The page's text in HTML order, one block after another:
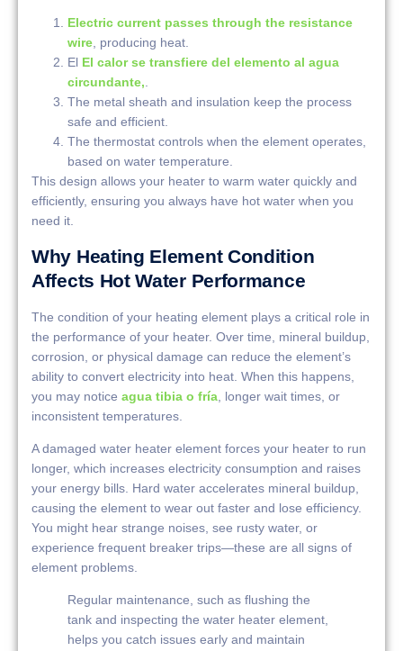
Electric current passes through the resistance
wire, producing heat.
El El calor se transfiere del elemento al agua
circundante,.
The metal sheath and insulation keep the process
safe and efficient.
The thermostat controls when the element operates,
based on water temperature.
This design allows your heater to warm water quickly and
efficiently, ensuring you always have hot water when you
need it.
Why Heating Element Condition
Affects Hot Water Performance
The condition of your heating element plays a critical role in
the performance of your heater. Over time, mineral buildup,
corrosion, or physical damage can reduce the element’s
ability to convert electricity into heat. When this happens,
you may notice agua tibia o fría , longer wait times, or
inconsistent temperatures.
A damaged water heater element forces your heater to run
longer, which increases electricity consumption and raises
your energy bills. Hard water accelerates mineral buildup,
causing the element to wear out faster and lose efficiency.
You might hear strange noises, see rusty water, or
experience frequent breaker trips—these are all signs of
element problems.
Regular maintenance, such as flushing the
tank and inspecting the water heater element,
helps you catch issues early and maintain